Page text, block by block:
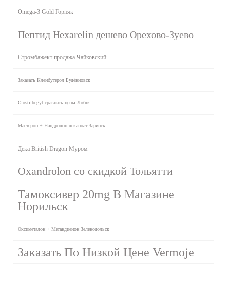
Omega-3 Gold Горняк
Пептид Hexarelin дешево Орехово-Зуево
Стромбажект продажа Чайковский
Заказать Кленбутерол Будённовск
Clostilbegyt сравнить цены Лобня
Мастерон + Нандродон деканоат Заринск
Дека British Dragon Муром
Oxandrolon со скидкой Тольятти
Тамоксивер 20mg В Магазине
Норильск
Оксиметалон + Метандиенон Зеленодольск
Заказать По Низкой Цене Vermoje